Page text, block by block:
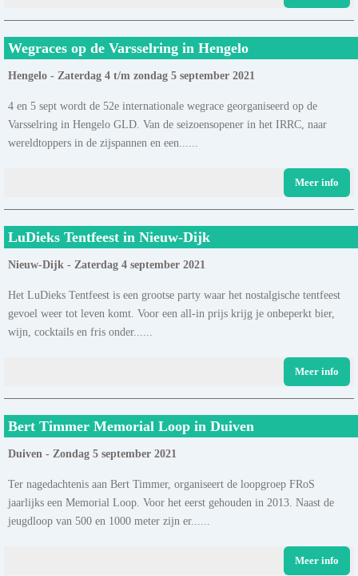
Wegraces op de Varsselring in Hengelo
Hengelo - Zaterdag 4 t/m zondag 5 september 2021
4 en 5 sept wordt de 52e internationale wegrace georganiseerd op de
Varsselring in Hengelo GLD. Van de seizoensopener in het IRRC, naar
wereldtoppers in de zijspannen en een......
Meer info
LuDieks Tentfeest in Nieuw-Dijk
Nieuw-Dijk - Zaterdag 4 september 2021
Het LuDieks Tentfeest is een grootse party waar het nostalgische tentfeest
gevoel weer tot leven komt. Voor een all-in prijs krijg je onbeperkt bier,
wijn, cocktails en fris onder......
Meer info
Bert Timmer Memorial Loop in Duiven
Duiven - Zondag 5 september 2021
Ter nagedachtenis aan Bert Timmer, organiseert de loopgroep FRoS
jaarlijks een Memorial Loop. Voor het eerst gehouden in 2013. Naast de
jeugdloop van 500 en 1000 meter zijn er......
Meer info